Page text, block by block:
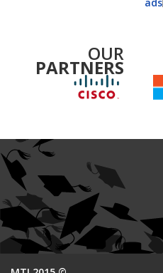
OUR
PARTNERS